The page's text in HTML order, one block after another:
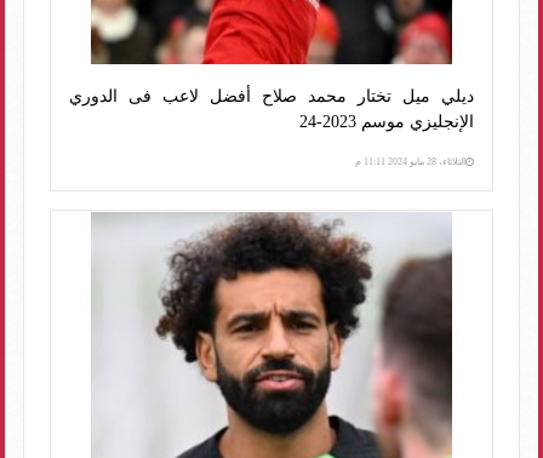
ديلي ميل تختار محمد صلاح أفضل لاعب فى الدوري
الإنجليزي موسم 2023-24
الثلاثاء، 28 مايو 2024 11:11 م